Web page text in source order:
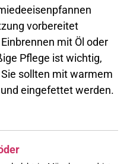
vorbereitet
mit Öl oder
Pflege ist wichtig,
sollten mit warmem
eingefettet werden.